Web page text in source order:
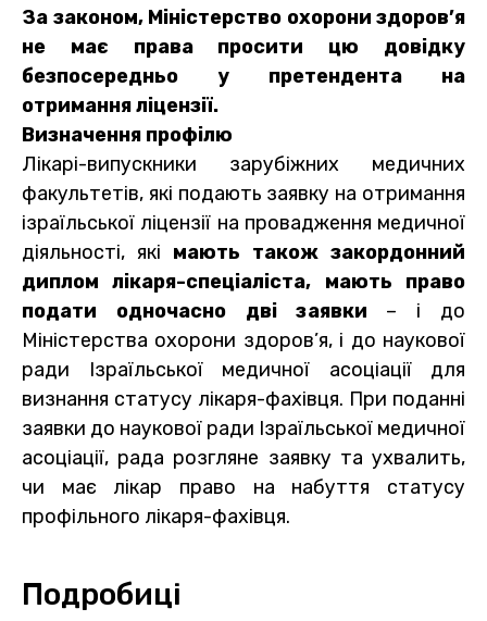
За законом, Міністерство охорони здоров’я
не має права просити цю довідку
безпосередньо у претендента на
отримання ліцензії.
Визначення профілю
Лікарі-випускники зарубіжних медичних
факультетів, які подають заявку на отримання
ізраїльської ліцензії на провадження медичної
діяльності, які мають також закордонний
диплом лікаря-спеціаліста, мають право
подати одночасно дві заявки – і до
Міністерства охорони здоров’я, і ​​до наукової
ради Ізраїльської медичної асоціації для
визнання статусу лікаря-фахівця. При поданні
заявки до наукової ради Ізраїльської медичної
асоціації, рада розгляне заявку та ухвалить,
чи має лікар право на набуття статусу
профільного лікаря-фахівця.
Подробиці